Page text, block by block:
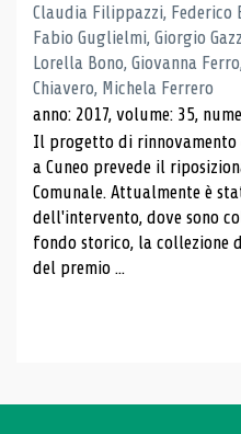
Claudia Filippazzi, Federico
Fabio Guglielmi, Giorgio
Lorella Bono, Giovanna
Chiavero, Michela Ferrero
anno: 2017, volume: 35,
Il progetto di
a Cuneo prevede il
Comunale. Attualmente è
dell'intervento, dove sono
fondo storico, la collezione
del premio ...